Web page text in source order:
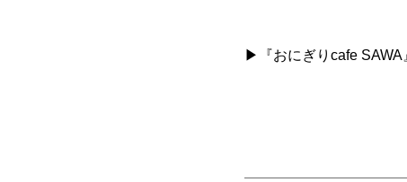
▶『おにぎりcafe SAWA